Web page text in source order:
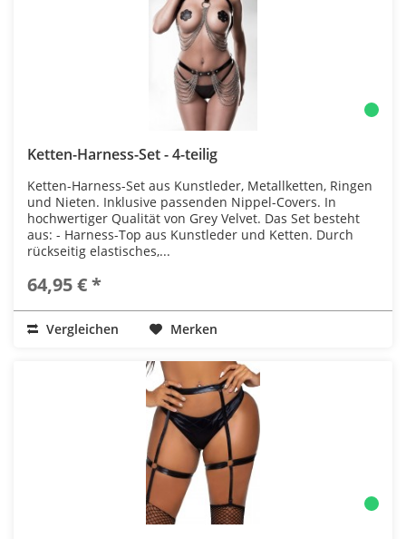
Ketten-Harness-Set - 4-teilig
Ketten-Harness-Set aus Kunstleder, Metallketten, Ringen
und Nieten. Inklusive passenden Nippel-Covers. In
hochwertiger Qualität von Grey Velvet. Das Set besteht
aus: - Harness-Top aus Kunstleder und Ketten. Durch
rückseitig elastisches,...
64,95 € *
Vergleichen Merken